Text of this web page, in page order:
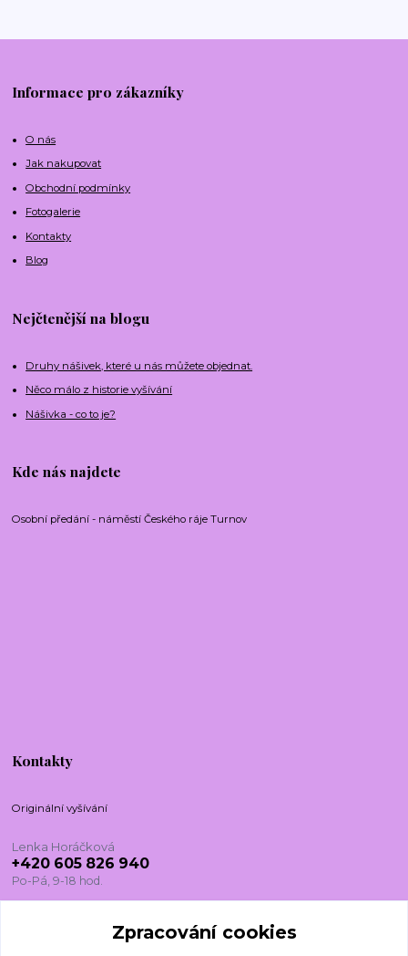
Informace pro zákazníky
O nás
Jak nakupovat
Obchodní podmínky
Fotogalerie
Kontakty
Blog
Nejčtenější na blogu
Druhy nášivek, které u nás můžete objednat.
Něco málo z historie vyšívání
Nášivka - co to je?
Kde nás najdete
Osobní předání - náměstí Českého ráje Turnov
Kontakty
Originální vyšívání
Lenka Horáčková
+420 605 826 940
Po-Pá, 9-18 hod.
lenkadesign@centrum.cz
Zpracování cookies